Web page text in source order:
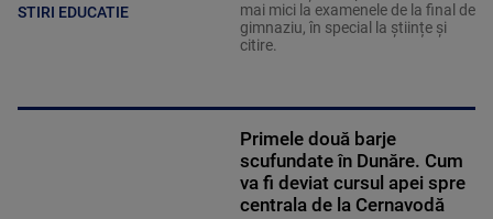
STIRI EDUCATIE
mai mici la examenele de la final de
gimnaziu, în special la științe și
citire.
Primele două barje
scufundate în Dunăre. Cum
va fi deviat cursul apei spre
centrala de la Cernavodă